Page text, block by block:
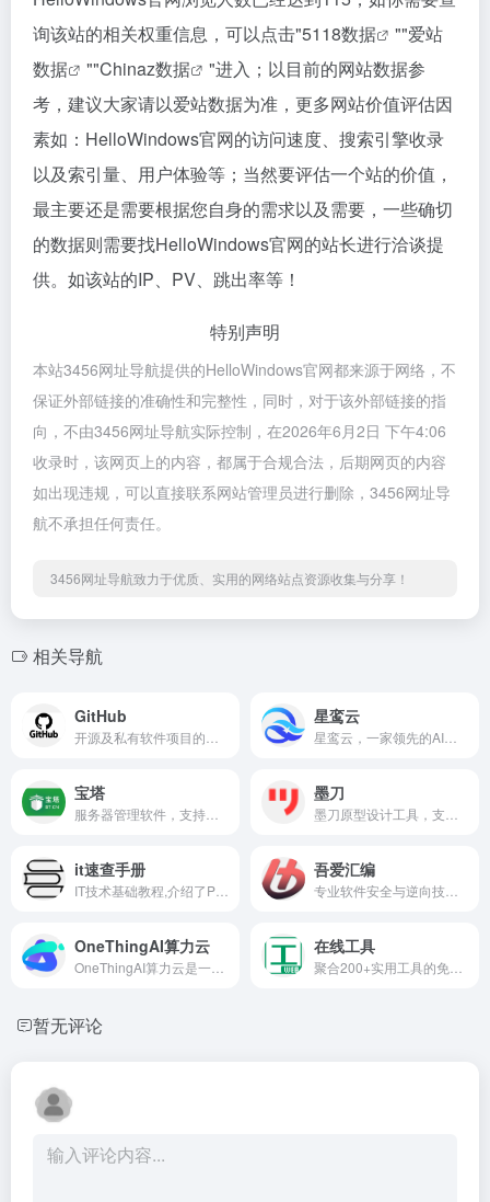
询该站的相关权重信息，可以点击"5118数据 ""爱站
数据
""Chinaz数据
"进入；以目前的网站数据参
考，建议大家请以爱站数据为准，更多网站价值评估因
素如：HelloWindows官网的访问速度、搜索引擎收录
以及索引量、用户体验等；当然要评估一个站的价值，
最主要还是需要根据您自身的需求以及需要，一些确切
的数据则需要找HelloWindows官网的站长进行洽谈提
供。如该站的IP、PV、跳出率等！
特别声明
本站3456网址导航提供的HelloWindows官网都来源于网络，不
保证外部链接的准确性和完整性，同时，对于该外部链接的指
向，不由3456网址导航实际控制，在2026年6月2日 下午4:06
收录时，该网页上的内容，都属于合规合法，后期网页的内容
如出现违规，可以直接联系网站管理员进行删除，3456网址导
航不承担任何责任。
3456网址导航致力于优质、实用的网络站点资源收集与分享！
相关导航
GitHub 星鸾云
宝塔 墨刀
it速查手册 吾爱汇编
OneThingAI算力云 在线工具
暂无评论